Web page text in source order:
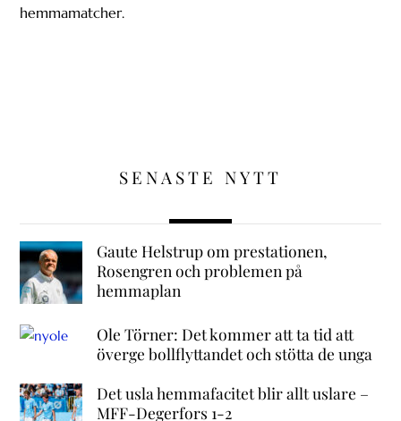
hemmamatcher.
SENASTE NYTT
Gaute Helstrup om prestationen,
Rosengren och problemen på
hemmaplan
Ole Törner: Det kommer att ta tid att
överge bollflyttandet och stötta de unga
Det usla hemmafacitet blir allt uslare –
MFF-Degerfors 1-2